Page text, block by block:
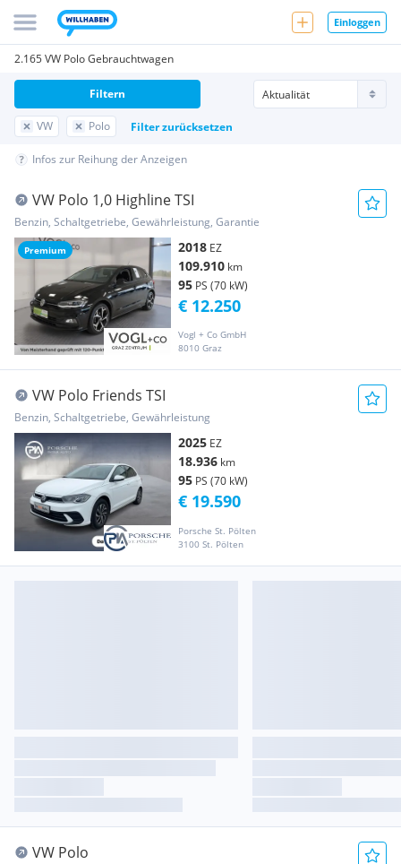
Einloggen
2.165 VW Polo Gebrauchtwagen
VW Polo Filter zurücksetzen
Filtern
Infos zur Reihung der Anzeigen
Premium
VW Polo 1,0 Highline TSI
Benzin, Schaltgetriebe, Gewährleistung, Garantie
2018 EZ
109.910 km
95 PS (70 kW)
Vogl + Co GmbH
8010 Graz
€ 12.250
VW Polo Friends TSI
Benzin, Schaltgetriebe, Gewährleistung
2025 EZ
18.936 km
95 PS (70 kW)
Porsche St. Pölten
3100 St. Pölten
€ 19.590
VW Polo